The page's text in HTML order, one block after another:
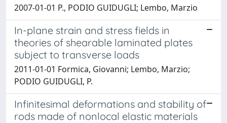
2007-01-01 P., PODIO GUIDUGLI; Lembo, Marzio
In-plane strain and stress fields in
theories of shearable laminated plates
subject to transverse loads
2011-01-01 Formica, Giovanni; Lembo, Marzio;
PODIO GUIDUGLI, P.
Infinitesimal deformations and stability of
rods made of nonlocal elastic materials